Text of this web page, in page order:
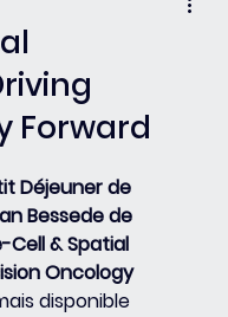
Forward
Déjeuner de
Bessede de
Cell & Spatial
Oncology
disponible